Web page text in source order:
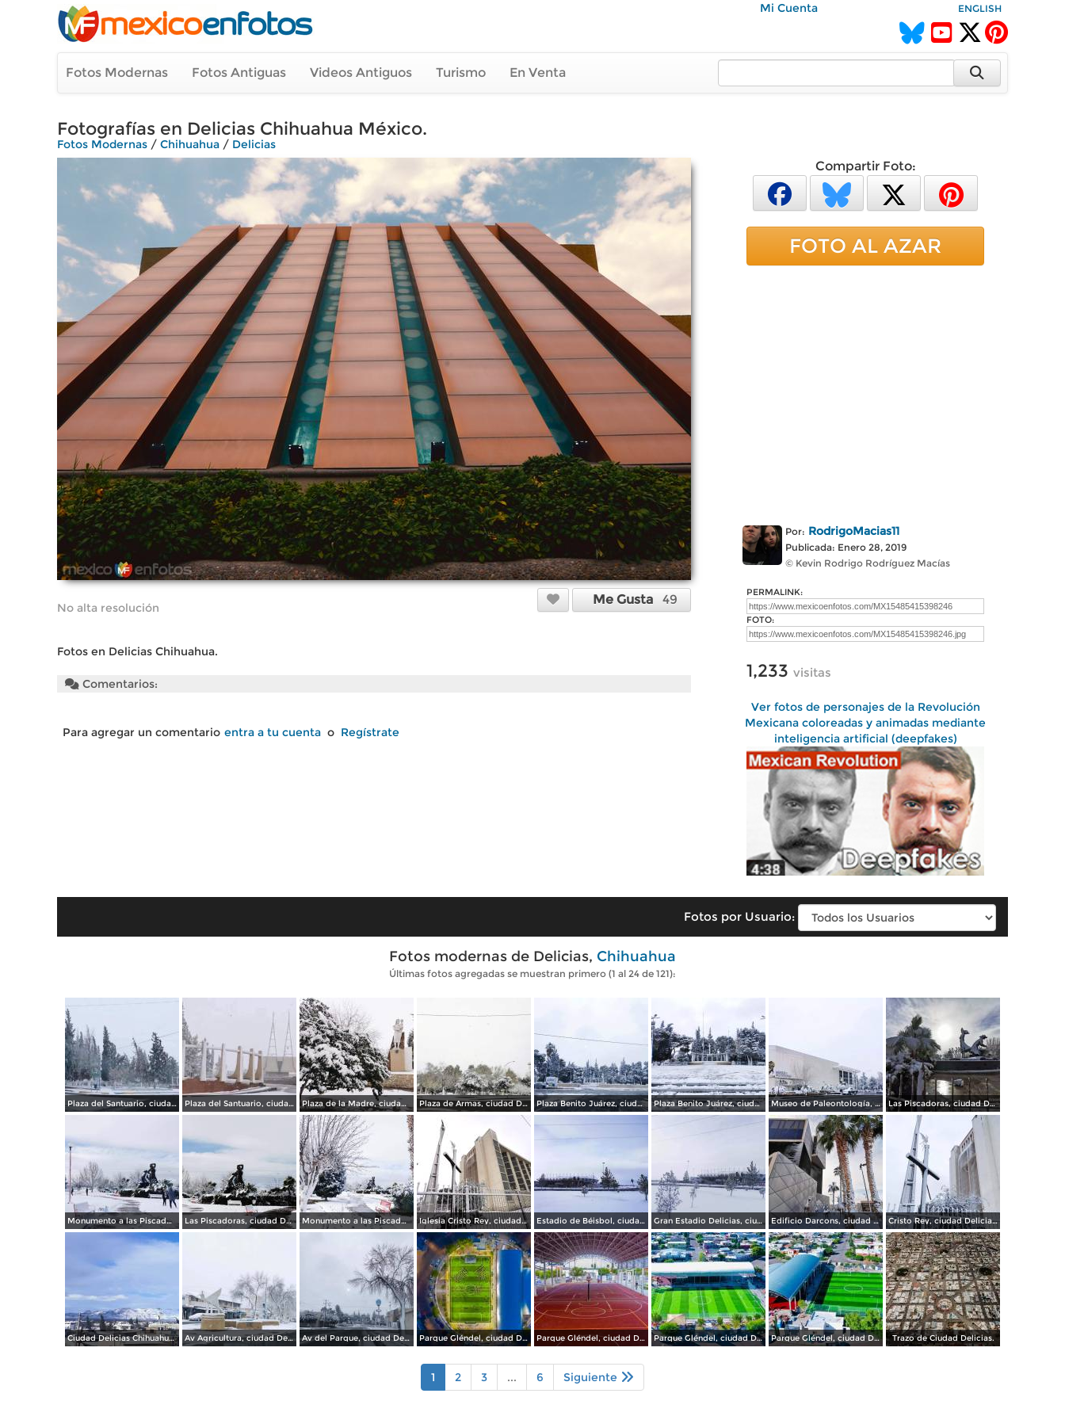
Mi Cuenta ENGLISH
Fotos Modernas Fotos Antiguas Videos Antiguos Turismo En Venta
Fotografías en Delicias Chihuahua México.
Fotos Modernas / Chihuahua / Delicias
No alta resolución
Me Gusta 49
Fotos en Delicias Chihuahua.
Comentarios:
Para agregar un comentario entra a tu cuenta o Regístrate
Compartir Foto:
FOTO AL AZAR
Por: RodrigoMacias11
Publicada: Enero 28, 2019
© Kevin Rodrigo Rodríguez Macías
PERMALINK:
FOTO:
1,233 visitas
Ver fotos de personajes de la Revolución
Mexicana coloreadas y animadas mediante
inteligencia artificial (deepfakes)
Fotos por Usuario:
Fotos modernas de Delicias, Chihuahua
Últimas fotos agregadas se muestran primero (1 al 24 de 121):
Plaza del Santuario, ciudad Delicias Chihuahua. Plaza del Santuario, ciudad Delicias. Plaza de la Madre, ciudad Delicias. Plaza de Armas, ciudad Delicias. Plaza Benito Juárez, ciudad Delicias Chihuahua. Plaza Benito Juárez, ciudad Delicias. Museo de Paleontología, ciudad Delicias. Las Piscadoras, ciudad Delicias Chihuahua.
Monumento a las Piscadoras, ciudad Delicias Chihuahua. Las Piscadoras, ciudad Delicias. Monumento a las Piscadoras, ciudad Delicias. Iglesia Cristo Rey, ciudad Delicias. Estadio de Béisbol, ciudad Delicias. Gran Estadio Delicias, ciudad Delicias. Edificio Darcons, ciudad Delicias. Cristo Rey, ciudad Delicias.
Ciudad Delicias Chihuahua en Invierno. Av Agricultura, ciudad Delicias. Av del Parque, ciudad Delicias. Parque Gléndel, ciudad Delicias. Parque Gléndel, ciudad Delicias Chihuahua. Parque Gléndel, ciudad Delicias Chihuahua. Parque Gléndel, ciudad Delicias. Trazo de Ciudad Delicias.
1 2 3 ... 6 Siguiente